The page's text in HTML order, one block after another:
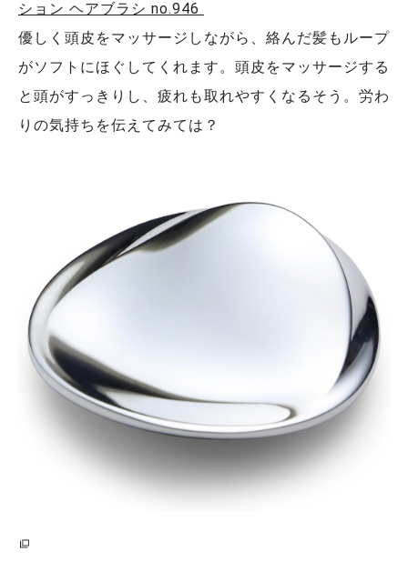
ション ヘアブラシ no.946
優しく頭皮をマッサージしながら、絡んだ髪もループ
がソフトにほぐしてくれます。頭皮をマッサージする
と頭がすっきりし、疲れも取れやすくなるそう。労わ
りの気持ちを伝えてみては？